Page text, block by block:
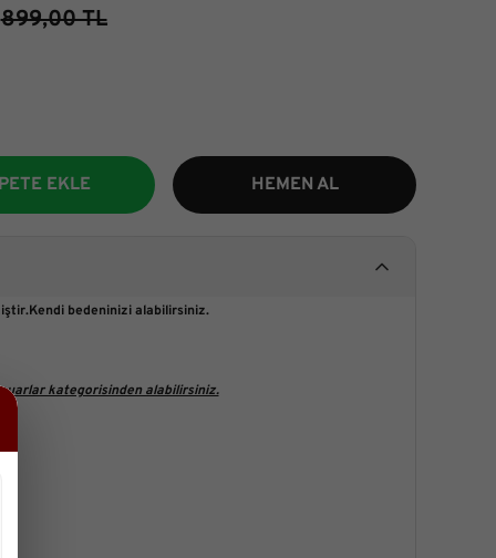
899,00 TL
EKLE HEMEN AL
bedeninizi alabilirsiniz.
kategorisinden alabilirsiniz.